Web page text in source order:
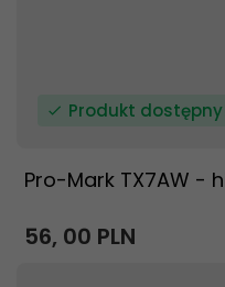
Produkt
Pro-Mark TX7AW -
56, 00 PLN